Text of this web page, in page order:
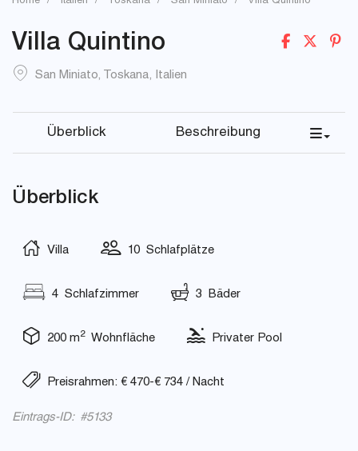
Villa Quintino
San Miniato, Toskana, Italien
Überblick Beschreibung
Überblick
Villa 10 Schlafplätze
4 Schlafzimmer 3 Bäder
200 m2Wohnfläche Privater Pool
Preisrahmen: € 470-€ 734 / Nacht
Eintrags-ID: #5133